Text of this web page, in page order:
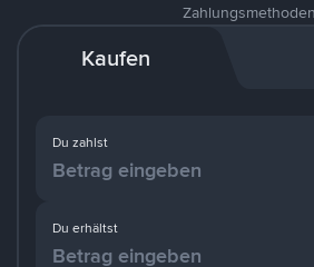
Zahlungsmethoden
Kaufen
Du zahlst
Du erhältst